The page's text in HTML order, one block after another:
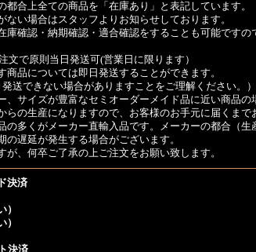
都合上全ての商品を「在庫あり」と表記しています。
ない場合はスタッフよりお知らせしております。
庫確認・納期確認・適合確認をすることも可能ですの
文で原則当日発送可(営業日に限ります）
商品については即日発送することができます。
発送できない場合がありますことをご理解ください。）
、サイズが豊富なセミオーダーメイド品に近い商品の
らの生産になりますので、お客様のお手元に届くまで
の多くがメーカー直輸入品です。メーカーの都合（生
の遅延が発生する場合がございます。
が、何卒ご了承の上ご注文をお願い致します。
決済
）
）
決済